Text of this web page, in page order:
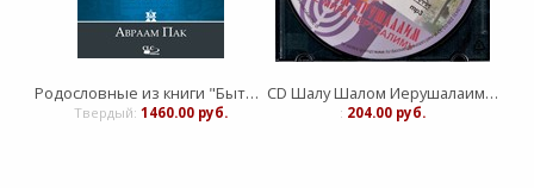
Родословные из книги "Бытие". Божий замысел искупления том 1
Твердый: 1460.00 руб.
CD Шалу Шалом Иерушалаим. Группа Краеугольный камень
: 204.00 руб.